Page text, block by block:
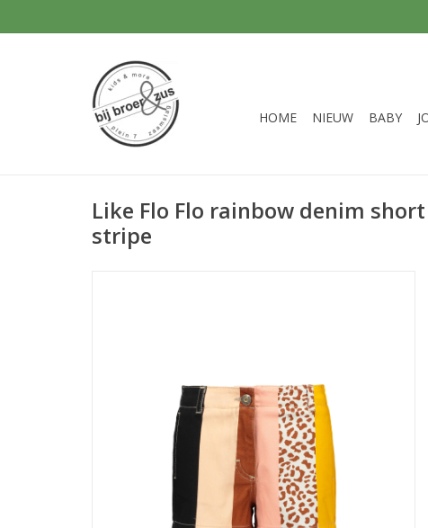
HOME NIEUW BABY
Like Flo Flo rainbow denim short
stripe